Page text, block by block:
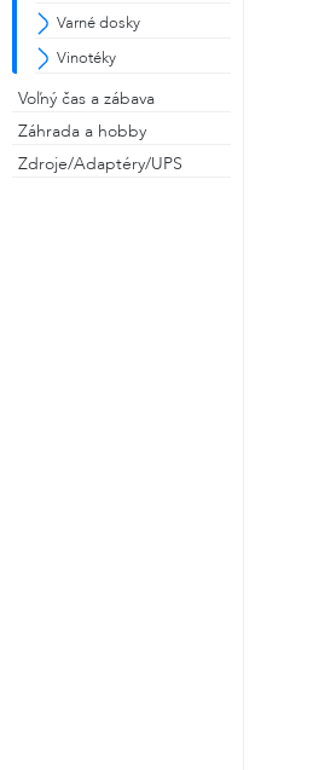
Varné dosky
Vinotéky
Voľný čas a zábava
Záhrada a hobby
Zdroje/Adaptéry/UPS